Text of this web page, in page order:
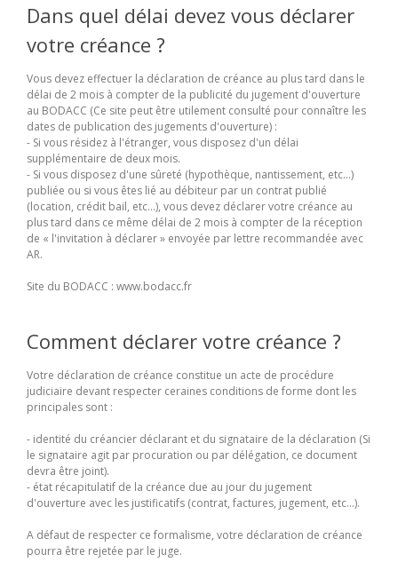
Dans quel délai devez vous déclarer
votre créance ?
Vous devez effectuer la déclaration de créance au plus tard dans le
délai de 2 mois à compter de la publicité du jugement d'ouverture
au BODACC (Ce site peut être utilement consulté pour connaître les
dates de publication des jugements d'ouverture) :
- Si vous résidez à l'étranger, vous disposez d'un délai
supplémentaire de deux mois.
- Si vous disposez d'une sûreté (hypothèque, nantissement, etc...)
publiée ou si vous êtes lié au débiteur par un contrat publié
(location, crédit bail, etc...), vous devez déclarer votre créance au
plus tard dans ce même délai de 2 mois à compter de la réception
de « l'invitation à déclarer » envoyée par lettre recommandée avec
AR.
Site du BODACC : www.bodacc.fr
Comment déclarer votre créance ?
Votre déclaration de créance constitue un acte de procédure
judiciaire devant respecter ceraines conditions de forme dont les
principales sont :
- identité du créancier déclarant et du signataire de la déclaration (Si
le signataire agit par procuration ou par délégation, ce document
devra être joint).
- état récapitulatif de la créance due au jour du jugement
d'ouverture avec les justificatifs (contrat, factures, jugement, etc...).
A défaut de respecter ce formalisme, votre déclaration de créance
pourra être rejetée par le juge.